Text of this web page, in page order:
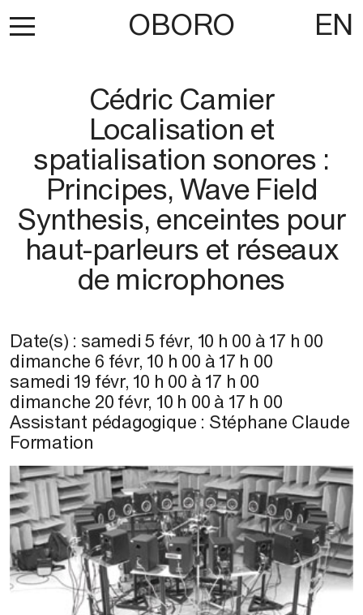
OBORO EN
Cédric Camier
Localisation et
spatialisation sonores :
Principes, Wave Field
Synthesis, enceintes pour
haut-parleurs et réseaux
de microphones
Date(s) : samedi 5 févr, 10 h 00 à 17 h 00
dimanche 6 févr, 10 h 00 à 17 h 00
samedi 19 févr, 10 h 00 à 17 h 00
dimanche 20 févr, 10 h 00 à 17 h 00
Assistant pédagogique : Stéphane Claude
Formation